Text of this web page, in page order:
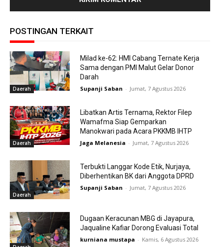
POSTINGAN TERKAIT
Daerah
Milad ke-62: HMI Cabang Ternate Kerja
Sama dengan PMI Malut Gelar Donor
Darah
Supanji Saban - Jumat, 7 Agustus 2026
Daerah
Libatkan Artis Ternama, Rektor Filep
Wamafma Siap Gemparkan
Manokwari pada Acara PKKMB IHTP
Jaga Melanesia - Jumat, 7 Agustus 2026
Daerah
Terbukti Langgar Kode Etik, Nurjaya,
Diberhentikan BK dari Anggota DPRD
Supanji Saban - Jumat, 7 Agustus 2026
Dugaan Keracunan MBG di Jayapura,
Jaqualine Kafiar Dorong Evaluasi Total
kurniana mustapa - Kamis, 6 Agustus 2026